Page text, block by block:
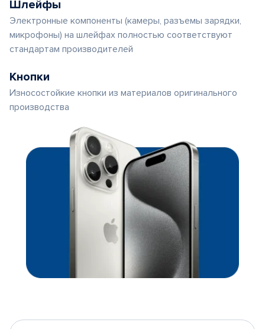
Шлейфы
Электронные компоненты (камеры, разъемы зарядки,
микрофоны) на шлейфах полностью соответствуют
стандартам производителей
Кнопки
Износостойкие кнопки из материалов оригинального
производства